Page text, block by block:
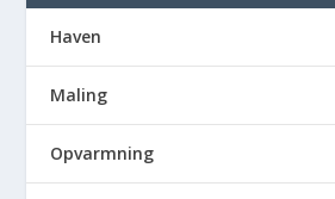
Haven
Maling
Opvarmning